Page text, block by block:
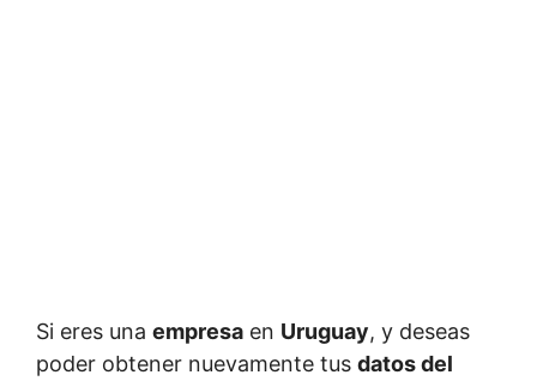
Si eres una empresa en Uruguay, y deseas
poder obtener nuevamente tus datos del